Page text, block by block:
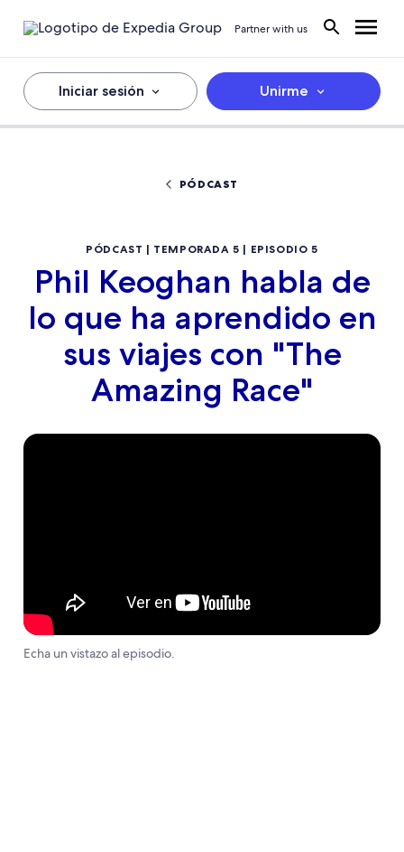
Partner with us
Iniciar sesión Unirme
PÓDCAST
PÓDCAST | TEMPORADA 5 | EPISODIO 5
Phil Keoghan habla de
lo que ha aprendido en
sus viajes con "The
Amazing Race"
Echa un vistazo al episodio.